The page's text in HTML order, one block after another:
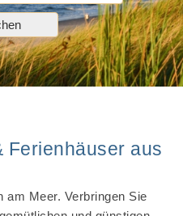
Ferienhäuser aus
am Meer. Verbringen Sie